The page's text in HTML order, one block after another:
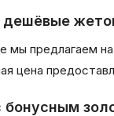
дешёвые
предлагаем на
цена
бонусным